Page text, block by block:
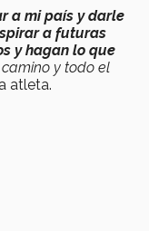
a mi país y darle
a futuras
y hagan lo que
camino y todo el
atleta.